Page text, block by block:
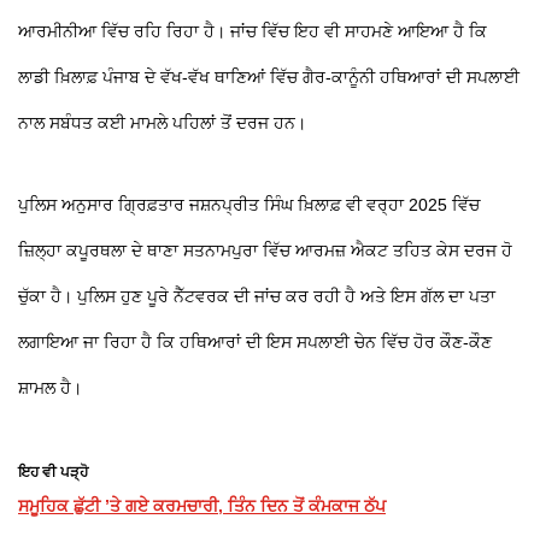
ਆਰਮੀਨੀਆ ਵਿੱਚ ਰਹਿ ਰਿਹਾ ਹੈ। ਜਾਂਚ ਵਿੱਚ ਇਹ ਵੀ ਸਾਹਮਣੇ ਆਇਆ ਹੈ ਕਿ
ਲਾਡੀ ਖ਼ਿਲਾਫ਼ ਪੰਜਾਬ ਦੇ ਵੱਖ-ਵੱਖ ਥਾਣਿਆਂ ਵਿੱਚ ਗੈਰ-ਕਾਨੂੰਨੀ ਹਥਿਆਰਾਂ ਦੀ ਸਪਲਾਈ
ਨਾਲ ਸਬੰਧਤ ਕਈ ਮਾਮਲੇ ਪਹਿਲਾਂ ਤੋਂ ਦਰਜ ਹਨ।
ਪੁਲਿਸ ਅਨੁਸਾਰ ਗ੍ਰਿਫ਼ਤਾਰ ਜਸ਼ਨਪ੍ਰੀਤ ਸਿੰਘ ਖ਼ਿਲਾਫ਼ ਵੀ ਵਰ੍ਹਾ 2025 ਵਿੱਚ
ਜ਼ਿਲ੍ਹਾ ਕਪੂਰਥਲਾ ਦੇ ਥਾਣਾ ਸਤਨਾਮਪੁਰਾ ਵਿੱਚ ਆਰਮਜ਼ ਐਕਟ ਤਹਿਤ ਕੇਸ ਦਰਜ ਹੋ
ਚੁੱਕਾ ਹੈ। ਪੁਲਿਸ ਹੁਣ ਪੂਰੇ ਨੈੱਟਵਰਕ ਦੀ ਜਾਂਚ ਕਰ ਰਹੀ ਹੈ ਅਤੇ ਇਸ ਗੱਲ ਦਾ ਪਤਾ
ਲਗਾਇਆ ਜਾ ਰਿਹਾ ਹੈ ਕਿ ਹਥਿਆਰਾਂ ਦੀ ਇਸ ਸਪਲਾਈ ਚੇਨ ਵਿੱਚ ਹੋਰ ਕੌਣ-ਕੌਣ
ਸ਼ਾਮਲ ਹੈ।
ਇਹ ਵੀ ਪੜ੍ਹੋ
ਸਮੂਹਿਕ ਛੁੱਟੀ ’ਤੇ ਗਏ ਕਰਮਚਾਰੀ, ਤਿੰਨ ਦਿਨ ਤੋਂ ਕੰਮਕਾਜ ਠੱਪ